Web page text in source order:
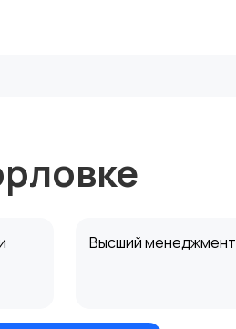
Высший менеджмент